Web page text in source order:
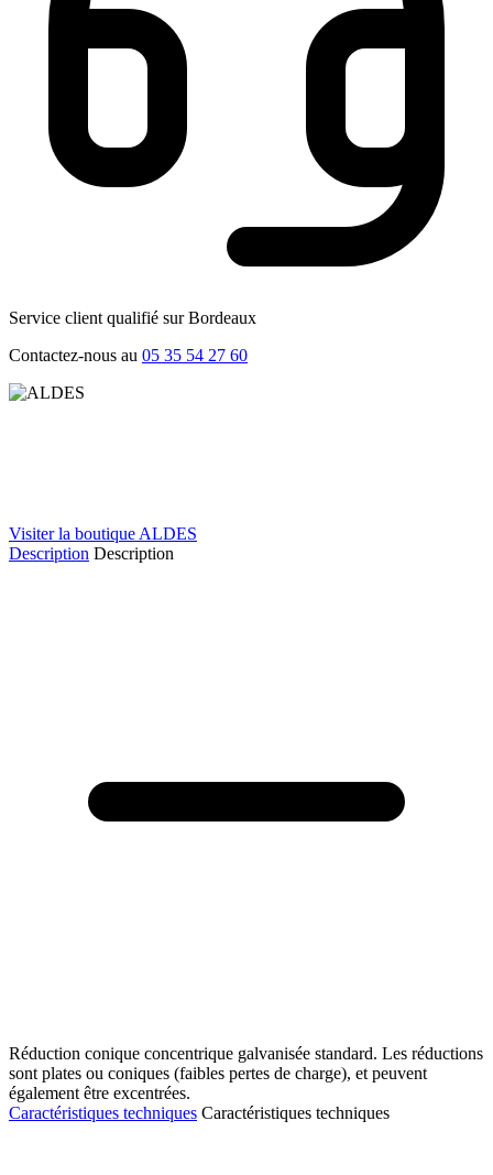
Service client qualifié sur Bordeaux
Contactez-nous au 05 35 54 27 60
Visiter la boutique ALDES
Description Description
Réduction conique concentrique galvanisée standard. Les réductions
sont plates ou coniques (faibles pertes de charge), et peuvent
également être excentrées.
Caractéristiques techniques Caractéristiques techniques